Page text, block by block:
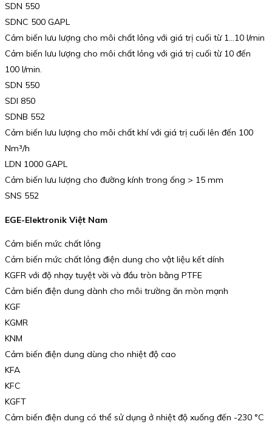
SDN 550
SDNC 500 GAPL
Cảm biến lưu lượng cho môi chất lỏng với giá trị cuối từ 1…10 l/min
Cảm biến lưu lượng cho môi chất lỏng với giá trị cuối từ 10 đến
100 l/min.
SDN 550
SDI 850
SDNB 552
Cảm biến lưu lượng cho môi chất khí với giá trị cuối lên đến 100
Nm³/h
LDN 1000 GAPL
Cảm biến lưu lượng cho đường kính trong ống > 15 mm
SNS 552
EGE-Elektronik Việt Nam
Cảm biến mức chất lỏng
Cảm biến mức chất lỏng điện dung cho vật liệu kết dính
KGFR với độ nhạy tuyệt vời và đầu tròn bằng PTFE
Cảm biến điện dung dành cho môi trường ăn mòn mạnh
KGF
KGMR
KNM
Cảm biến điện dung dùng cho nhiệt độ cao
KFA
KFC
KGFT
Cảm biến điện dung có thể sử dụng ở nhiệt độ xuống đến -230 °C